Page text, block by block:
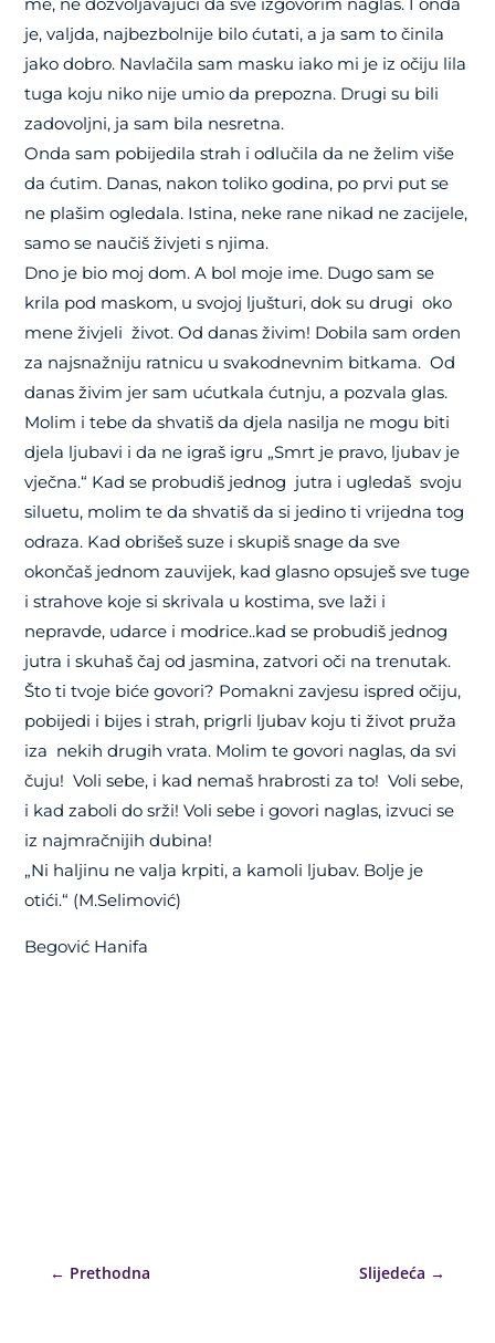
je, valjda, najbezbolnije bilo ćutati, a ja sam to činila
jako dobro. Navlačila sam masku iako mi je iz očiju lila
tuga koju niko nije umio da prepozna. Drugi su bili
zadovoljni, ja sam bila nesretna.
Onda sam pobijedila strah i odlučila da ne želim više
da ćutim. Danas, nakon toliko godina, po prvi put se
ne plašim ogledala. Istina, neke rane nikad ne zacijele,
samo se naučiš živjeti s njima.
Dno je bio moj dom. A bol moje ime. Dugo sam se
krila pod maskom, u svojoj ljušturi, dok su drugi oko
mene živjeli život. Od danas živim! Dobila sam orden
za najsnažniju ratnicu u svakodnevnim bitkama. Od
danas živim jer sam ućutkala ćutnju, a pozvala glas.
Molim i tebe da shvatiš da djela nasilja ne mogu biti
djela ljubavi i da ne igraš igru „Smrt je pravo, ljubav je
vječna.“ Kad se probudiš jednog jutra i ugledaš svoju
siluetu, molim te da shvatiš da si jedino ti vrijedna tog
odraza. Kad obrišeš suze i skupiš snage da sve
okončaš jednom zauvijek, kad glasno opsuješ sve tuge
i strahove koje si skrivala u kostima, sve laži i
nepravde, udarce i modrice..kad se probudiš jednog
jutra i skuhaš čaj od jasmina, zatvori oči na trenutak.
Što ti tvoje biće govori? Pomakni zavjesu ispred očiju,
pobijedi i bijes i strah, prigrli ljubav koju ti život pruža
iza nekih drugih vrata. Molim te govori naglas, da svi
čuju! Voli sebe, i kad nemaš hrabrosti za to! Voli sebe,
i kad zaboli do srži! Voli sebe i govori naglas, izvuci se
iz najmračnijih dubina!
„Ni haljinu ne valja krpiti, a kamoli ljubav. Bolje je
otići.“ (M.Selimović)
Begović Hanifa
← Prethodna Slijedeća →